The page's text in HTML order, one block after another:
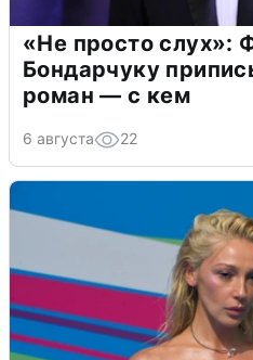
«Не просто слух»:
Бондарчуку
роман — с кем
6 августа 22